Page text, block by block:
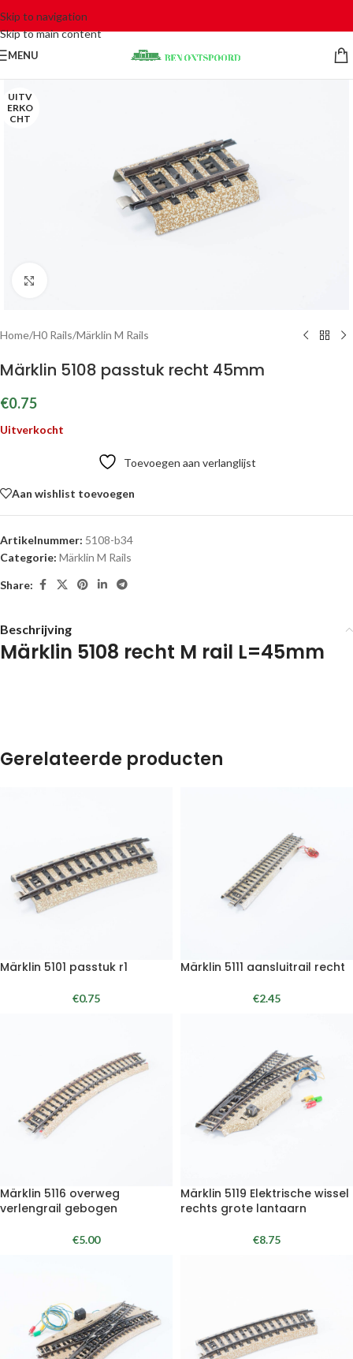
Skip to navigation
Skip to main content
MENU
UITV
ERKO
CHT
Home/H0 Rails/Märklin M Rails
Märklin 5108 passtuk recht 45mm
€0.75
Uitverkocht
Toevoegen aan verlanglijst
Aan wishlist toevoegen
Artikelnummer: 5108-b34
Categorie: Märklin M Rails
Share:
Beschrijving
Märklin 5108 recht M rail L=45mm
Gerelateerde producten
Märklin 5101 passtuk r1
€0.75
Märklin 5111 aansluitrail recht
€2.45
Märklin 5116 overweg
verlengrail gebogen
€5.00
Märklin 5119 Elektrische wissel
rechts grote lantaarn
€8.75